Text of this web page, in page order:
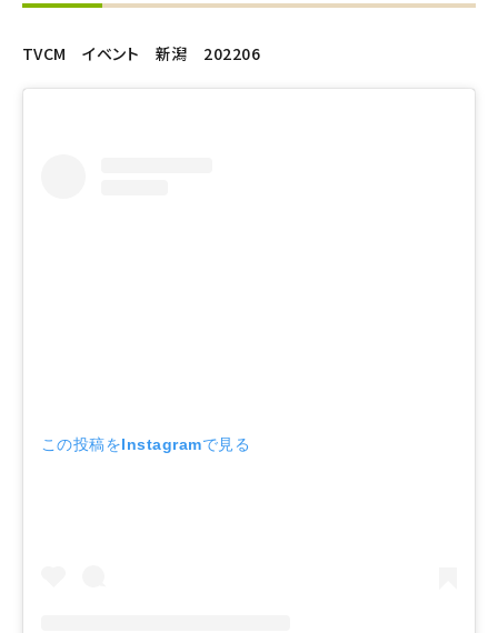
TVCM イベント 新潟 202206
この投稿をInstagramで見る